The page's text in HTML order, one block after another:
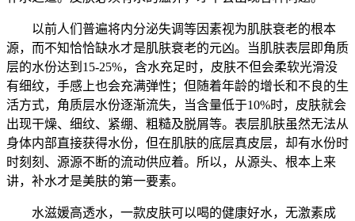
以前人们普遍将内分泌失调等因素视为肌肤衰老的根本
源，而不知恰恰缺水才是肌肤衰老的元凶。当肌肤表层即角质
层的水份达到15-25%，含水充足时，皮肤不但会柔软光滑没
有细纹，手感上也会充满弹性；但随着年龄的增长和不良的生
活方式，角质层水份逐渐流失，当含量低于10%时，皮肤就会
出现干燥、细纹、紧绷、粗糙及脱屑等。表层肌肤虽然无法从
身体内部直接获得水份，但在肌肤的底层真皮层，却有水份时
时刻刻、源源不断的流动供应着。所以，从源头、根本上来
讲，补水才是美肤的第一要素。
水滋媛高透水，一款皮肤可以喝的健康好水，无激素成